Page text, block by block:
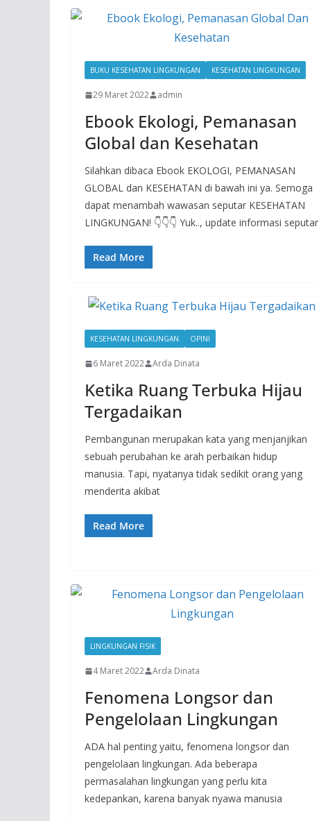
BUKU KESEHATAN LINGKUNGAN KESEHATAN LINGKUNGAN
29 Maret 2022 admin
Ebook Ekologi, Pemanasan
Global dan Kesehatan
Silahkan dibaca Ebook EKOLOGI, PEMANASAN
GLOBAL dan KESEHATAN di bawah ini ya. Semoga
dapat menambah wawasan seputar KESEHATAN
LINGKUNGAN! 👇👇👇 Yuk.., update informasi seputar
Read More
KESEHATAN LINGKUNGAN OPINI
6 Maret 2022 Arda Dinata
Ketika Ruang Terbuka Hijau
Tergadaikan
Pembangunan merupakan kata yang menjanjikan
sebuah perubahan ke arah perbaikan hidup
manusia. Tapi, nyatanya tidak sedikit orang yang
menderita akibat
Read More
LINGKUNGAN FISIK
4 Maret 2022 Arda Dinata
Fenomena Longsor dan
Pengelolaan Lingkungan
ADA hal penting yaitu, fenomena longsor dan
pengelolaan lingkungan. Ada beberapa
permasalahan lingkungan yang perlu kita
kedepankan, karena banyak nyawa manusia